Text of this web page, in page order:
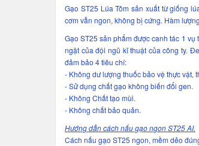
Gạo ST25 Lúa Tôm sản xuất từ giống
cơm vẫn ngon, không bị cứng. Hàm
Gạo ST25 sản phẩm được canh tác 1
ngặt của đội ngũ kĩ thuật của công ty.
đảm bảo 4 tiêu chí:
- Không dư lượng thuốc bảo vệ thực vật,
- Sử dụng chất gạo không biến đổi gen.
- Không Chất tạo mùi.
- Không chất bảo quản.
Hướng dẫn cách nấu gạo ngon ST25 AI.
Cách nấu gạo ST25 ngon, mềm dẻo